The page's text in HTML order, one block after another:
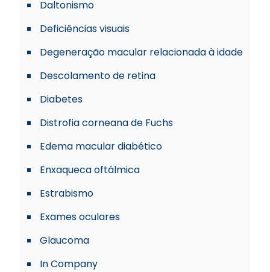
Daltonismo
Deficiências visuais
Degeneração macular relacionada à idade
Descolamento de retina
Diabetes
Distrofia corneana de Fuchs
Edema macular diabético
Enxaqueca oftálmica
Estrabismo
Exames oculares
Glaucoma
In Company